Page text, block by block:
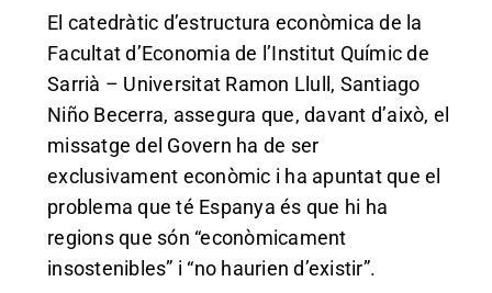
El catedràtic d’estructura econòmica de la
Facultat d’Economia de l’Institut Químic de
Sarrià – Universitat Ramon Llull, Santiago
Niño Becerra, assegura que, davant d’això, el
missatge del Govern ha de ser
exclusivament econòmic i ha apuntat que el
problema que té Espanya és que hi ha
regions que són “econòmicament
insostenibles” i “no haurien d’existir”.